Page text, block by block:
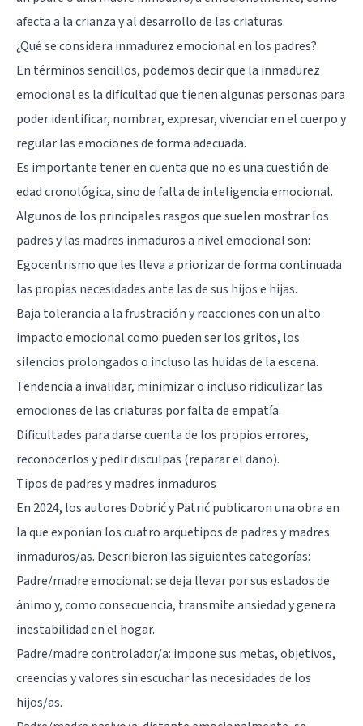
afecta a la crianza y al desarrollo de las criaturas.
¿Qué se considera inmadurez emocional en los padres?
En términos sencillos, podemos decir que la inmadurez
emocional es la dificultad que tienen algunas personas para
poder identificar, nombrar, expresar, vivenciar en el cuerpo y
regular las emociones de forma adecuada.
Es importante tener en cuenta que no es una cuestión de
edad cronológica, sino de falta de inteligencia emocional.
Algunos de los principales rasgos que suelen mostrar los
padres y las madres inmaduros a nivel emocional son:
Egocentrismo que les lleva a priorizar de forma continuada
las propias necesidades ante las de sus hijos e hijas.
Baja tolerancia a la frustración y reacciones con un alto
impacto emocional como pueden ser los gritos, los
silencios prolongados o incluso las huidas de la escena.
Tendencia a invalidar, minimizar o incluso ridiculizar las
emociones de las criaturas por falta de empatía.
Dificultades para darse cuenta de los propios errores,
reconocerlos y pedir disculpas (reparar el daño).
Tipos de padres y madres inmaduros
En 2024, los autores Dobrić y Patrić publicaron una obra en
la que exponían los cuatro arquetipos de padres y madres
inmaduros/as. Describieron las siguientes categorías:
Padre/madre emocional: se deja llevar por sus estados de
ánimo y, como consecuencia, transmite ansiedad y genera
inestabilidad en el hogar.
Padre/madre controlador/a: impone sus metas, objetivos,
creencias y valores sin escuchar las necesidades de los
hijos/as.